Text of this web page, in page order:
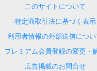
このサイトについて
特定商取引法に基づく表示
利用者情報の外部送信につい
プレミアム会員登録の変更・
広告掲載のお問合せ